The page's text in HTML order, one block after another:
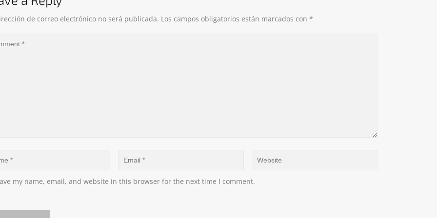
de correo electrónico no será publicada. Los campos obligatorios están marcados con *
my name, email, and website in this browser for the next time I comment.